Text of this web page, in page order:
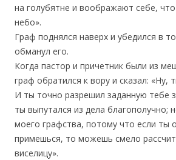
на голубятне и воображают себе,
небо».
Граф поднялся наверх и убедился в
обманул его.
Когда пастор и причетник были из
граф обратился к вору и сказал:
И ты точно разрешил заданную тебе
ты выпутался из дела благополучно;
моего графства, потому что если ты
примешься, то можешь смело
виселицу».